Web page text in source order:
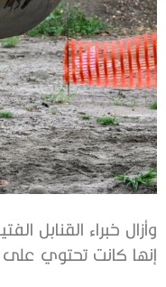
وأزال خبراء القنابل
إنها كانت تحتوي على 240 كيلوجراماً من المتفجرات.